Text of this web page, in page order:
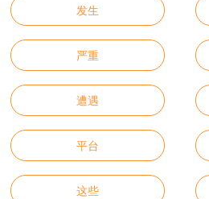
发生
严重
遭遇
平台
这些